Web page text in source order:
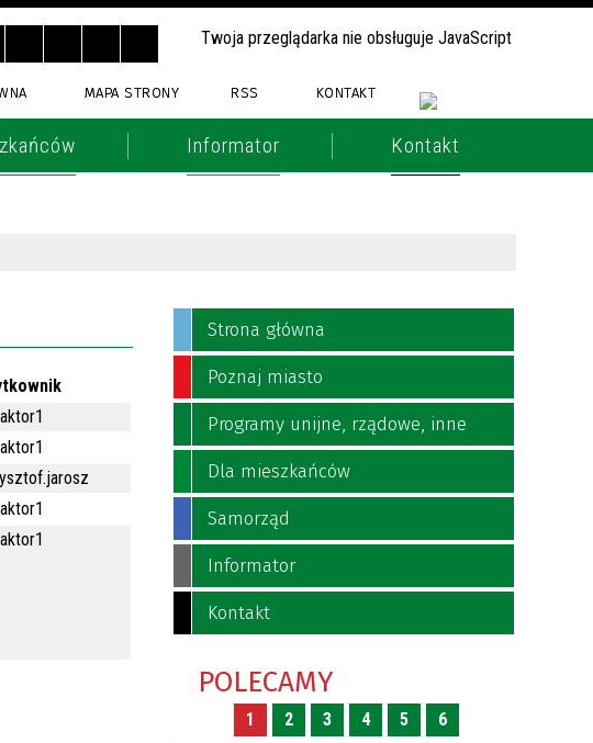
Twoja przeglądarka nie obsługuje JavaScript
MAPA STRONY RSS KONTAKT
Informator Kontakt
Strona główna
Poznaj miasto
Programy unijne, rządowe, inne
Dla mieszkańców
Samorząd
Informator
Kontakt
POLECAMY
1 2 3 4 5 6